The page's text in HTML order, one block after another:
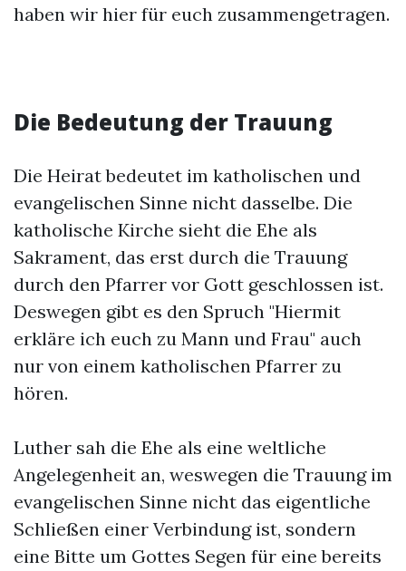
haben wir hier für euch zusammengetragen.
Die Bedeutung der Trauung
Die Heirat bedeutet im katholischen und
evangelischen Sinne nicht dasselbe. Die
katholische Kirche sieht die Ehe als
Sakrament, das erst durch die Trauung
durch den Pfarrer vor Gott geschlossen ist.
Deswegen gibt es den Spruch "Hiermit
erkläre ich euch zu Mann und Frau" auch
nur von einem katholischen Pfarrer zu
hören.
Luther sah die Ehe als eine weltliche
Angelegenheit an, weswegen die Trauung im
evangelischen Sinne nicht das eigentliche
Schließen einer Verbindung ist, sondern
eine Bitte um Gottes Segen für eine bereits